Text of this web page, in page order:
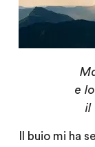
e
il
Il buio mi ha